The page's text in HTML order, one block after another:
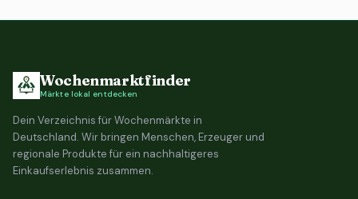
Wochenmarktfinder
Märkte lokal entdecken
Dein Verzeichnis für Wochenmärkte in
Deutschland. Wir bringen Menschen, Erzeuger und
regionale Produkte für ein nachhaltigeres
Einkaufserlebnis zusammen.